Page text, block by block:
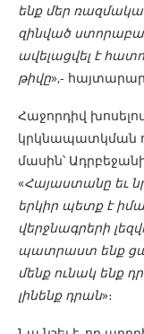
ենք մեր
զինված
ավելացվել է
թիվը»,-
Հաջորդիվ
կրկնապատկման
մասին՝
«Հայաստանը եւ
երկիր պետք է
վերջնագրերի
պատրաստ ենք
մենք ունակ ենք
լինենք դրան»։